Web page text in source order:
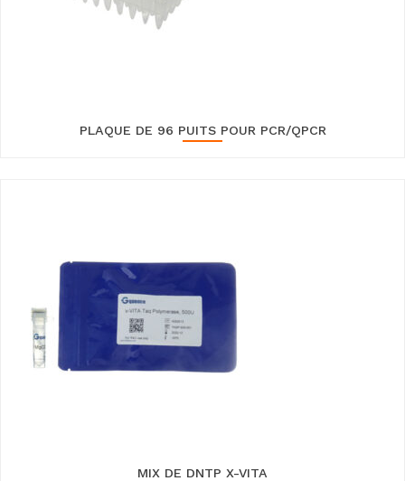
PLAQUE DE 96 PUITS POUR PCR/QPCR
MIX DE DNTP X-VITA